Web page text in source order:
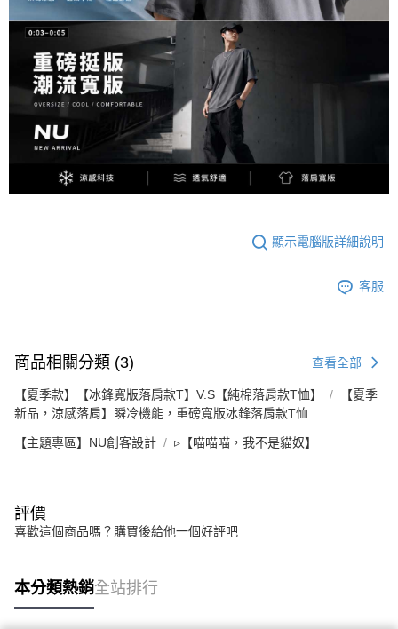
顯示電腦版詳細說明
客服
商品相關分類 (3) 查看全部
【夏季款】【冰鋒寬版落肩款T】V.S【純棉落肩款T恤】
【夏季
新品，涼感落肩】瞬冷機能，重磅寬版冰鋒落肩款T恤
【主題專區】NU創客設計 ▹【喵喵喵，我不是貓奴】
評價
喜歡這個商品嗎？購買後給他一個好評吧
本分類熱銷全站排行